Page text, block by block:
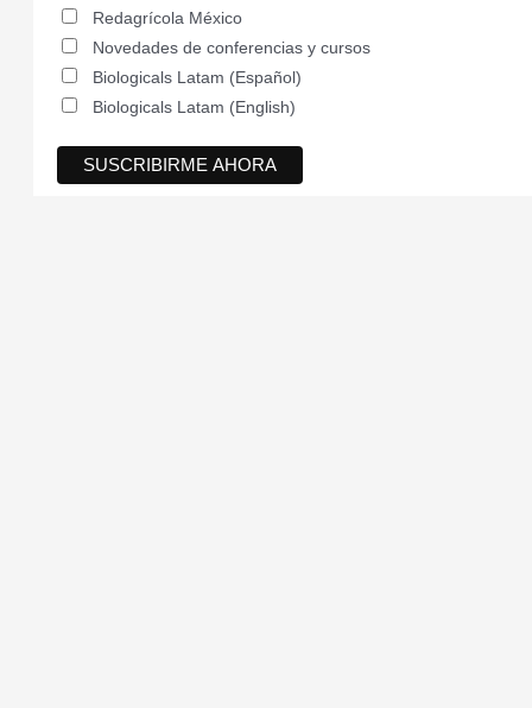
Redagrícola México
Novedades de conferencias y cursos
Biologicals Latam (Español)
Biologicals Latam (English)